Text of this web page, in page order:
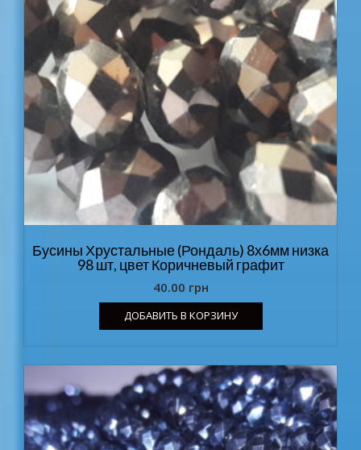
Бусины Хрустальные (Рондаль) 8х6мм низка
98 шт, цвет Коричневый графит
40.00 грн
ДОБАВИТЬ В КОРЗИНУ